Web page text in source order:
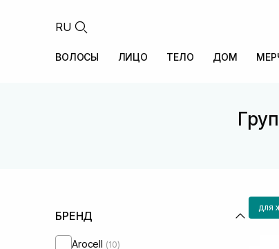
RU
ВОЛОСЫ ЛИЦО ТЕЛО ДОМ
БРЕНД
Arocell (10)
для